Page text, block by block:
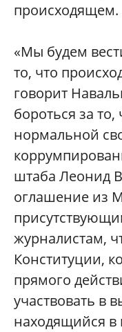
происходящем.
«Мы будем
то, что
говорит
бороться за
нормальной
штаба Леонид
оглашение из
журналистам,
Конституции,
прямого
участвовать в
находящийся в